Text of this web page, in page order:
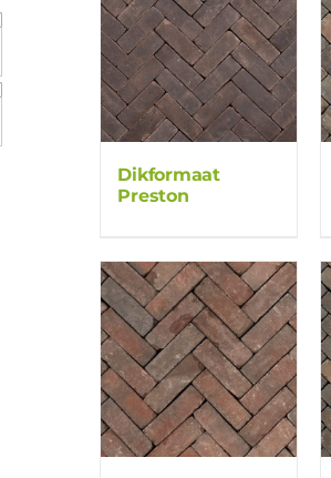
Dikformaat
Preston